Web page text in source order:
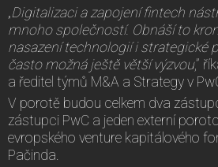
„Digitalizaci a zapojení fintech
mnoho společností. Obnáší to
nasazení technologií i strategické
často možná ještě větší výzvou,”
a ředitel týmů M&A a Strategy v
V porotě budou celkem dva
zástupci PwC a jeden externí
evropského venture kapitálového
Pačinda.